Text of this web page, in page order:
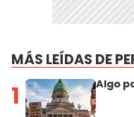
MÁS LEÍDAS DE
1 Algo